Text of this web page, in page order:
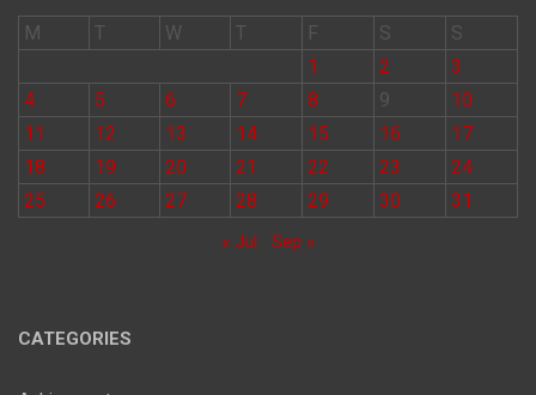
M
T W T F S
S
1
2
3
4
5 6 7 8 9
10
11
12 13 14 15 16
17
18
19 20 21 22 23
24
25
26 27 28 29 30 31
« Jul Sep »
CATEGORIES